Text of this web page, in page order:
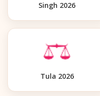
Singh 2026
Tula 2026